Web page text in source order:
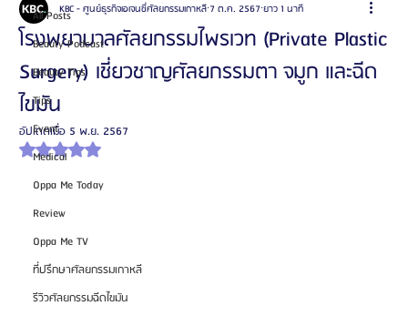
All Posts
Beauty Podcast
Beauty Tips
Tips
Event
Medical
Oppa Me Today
Review
Oppa Me TV
ที่ปรึกษาศัลยกรรมเกาหลี
รีวิวศัลยกรรมฉีดไขมัน
โรงพยาบาลศัลยกรรมไพรเวท (Private Plastic
Surgery) เชี่ยวชาญศัลยกรรมตา จมูก และฉีด
ไขมัน
KBC - ศูนย์ธุรกิจเอเจนซี่ศัลยกรรมเกาหลี 7 ต.ค. 2567 ยาว 1 นาที
อัปเดตเมื่อ 5 พ.ย. 2567
ได้รับ NaN เต็ม 5 ดาว